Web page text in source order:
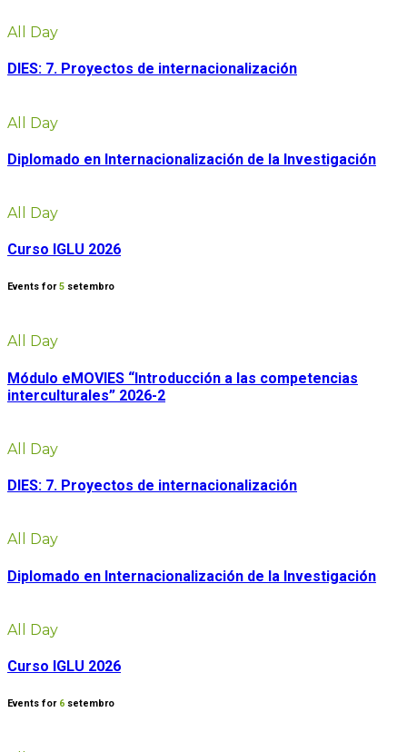
All Day
DIES: 7. Proyectos de internacionalización
All Day
Diplomado en Internacionalización de la Investigación
All Day
Curso IGLU 2026
Events for5 setembro
All Day
Módulo eMOVIES “Introducción a las competencias
interculturales” 2026-2
All Day
DIES: 7. Proyectos de internacionalización
All Day
Diplomado en Internacionalización de la Investigación
All Day
Curso IGLU 2026
Events for 6 setembro